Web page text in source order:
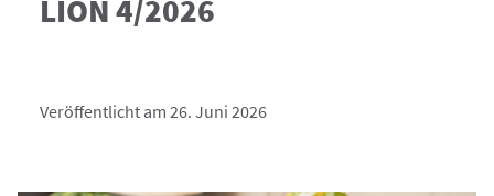
LION 4/2026
Veröffentlicht am 26. Juni 2026